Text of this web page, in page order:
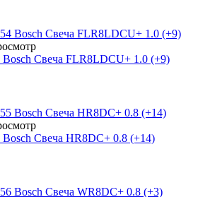
Bosch Свеча FLR8LDCU+ 1.0 (+9)
Bosch Свеча HR8DC+ 0.8 (+14)